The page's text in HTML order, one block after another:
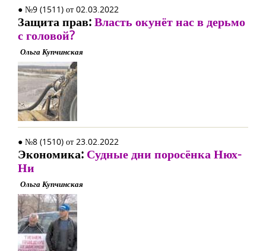
● №9 (1511) от 02.03.2022
Защита прав:Власть окунёт нас в дерьмо
с головой?
Ольга Купчинская
● №8 (1510) от 23.02.2022
Экономика: Судные дни поросёнка Нюх-
Ни
Ольга Купчинская